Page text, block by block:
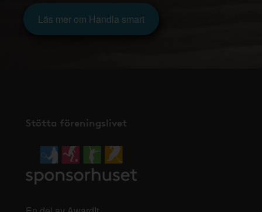
Läs mer om Handla smart
Stötta föreningslivet